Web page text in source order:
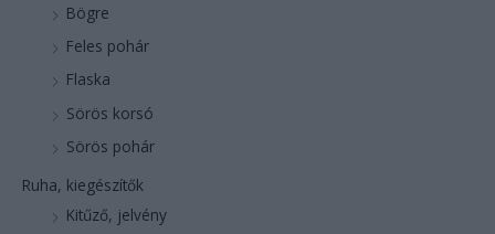
Bögre
Feles pohár
Flaska
Sörös korsó
Sörös pohár
Ruha, kiegészítők
Kitűző, jelvény